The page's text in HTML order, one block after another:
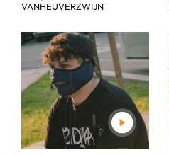
VANHEUVERZWIJN